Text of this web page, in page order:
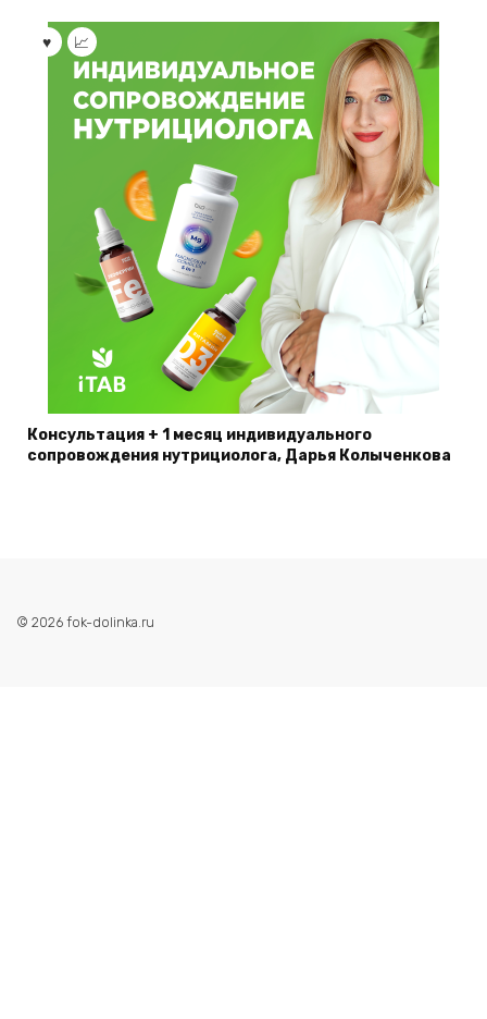
Консультация + 1 месяц индивидуального
сопровождения нутрициолога, Дарья Колыченкова
© 2026 fok-dolinka.ru